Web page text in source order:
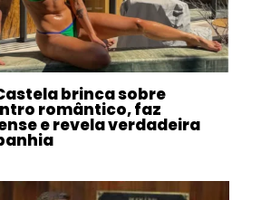
brinca sobre
romântico, faz
e revela verdadeira